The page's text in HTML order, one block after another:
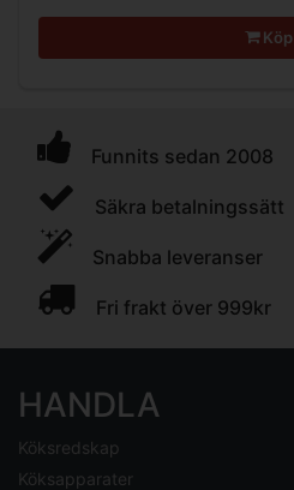
Köp
Funnits sedan 2008
Säkra betalningssätt
Snabba leveranser
Fri frakt över 999kr
HANDLA
Köksredskap
Köksapparater